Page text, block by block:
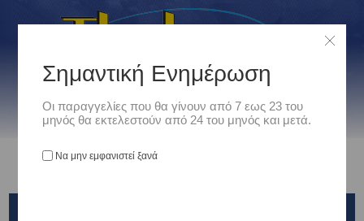
Σημαντική Ενημέρωση
Οι παραγγελίες που θα γίνουν από 7 εως 23 του
μηνός θα εκτελεστούν από 24 του μηνός και μετά.
Να μην εμφανιστεί ξανά